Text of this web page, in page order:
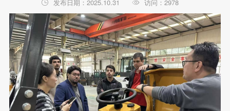
 发布日期：2025.10.31  访问：2978